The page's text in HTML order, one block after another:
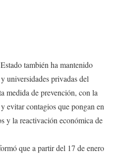
también ha mantenido
universidades privadas del
medida de prevención, con la
evitar contagios que pongan en
y la reactivación económica de
que a partir del 17 de enero